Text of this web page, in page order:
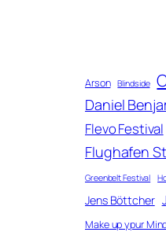
Arson Blindside
Daniel
Flevo Festival
Flughafen
Greenbelt Festival
Jens Böttcher
Make up ypur